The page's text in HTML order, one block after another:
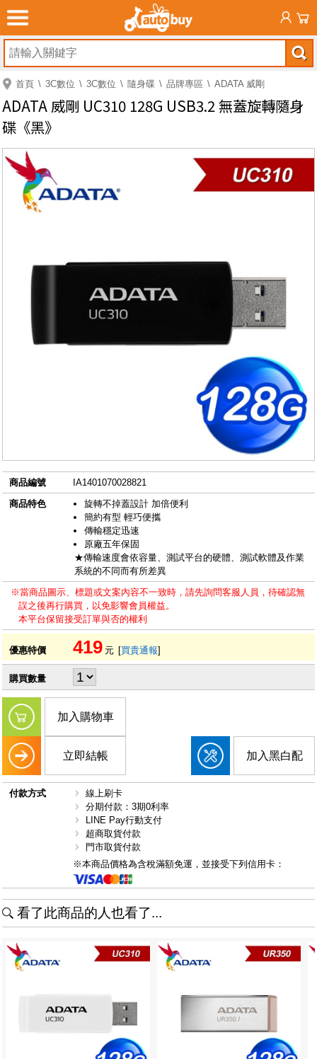
首頁 3C數位 3C數位 隨身碟 品牌專區 ADATA 威剛
ADATA 威剛 UC310 128G USB3.2 無蓋旋轉隨身
碟《黑》
商品編號
IA1401070028821
商品特色
旋轉不掉蓋設計 加倍便利
簡約有型 輕巧便攜
傳輸穩定迅速
原廠五年保固
★傳輸速度會依容量、測試平台的硬體、測試軟體及作業
系統的不同而有所差異
※當商品圖示、標題或文案內容不一致時，請先詢問客服人員，待確認無
誤之後再行購買，以免影響會員權益。
本平台保留接受訂單與否的權利
優惠特價 419 元 [買貴通報]
購買數量
加入購物車
立即結帳 加入黑白配
付款方式
線上刷卡
分期付款：3期0利率
LINE Pay行動支付
超商取貨付款
門市取貨付款
※本商品價格為含稅滿額免運，並接受下列信用卡：
看了此商品的人也看了...